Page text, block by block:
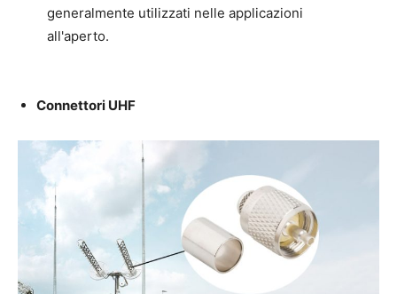
generalmente utilizzati nelle applicazioni
all'aperto.
Connettori UHF